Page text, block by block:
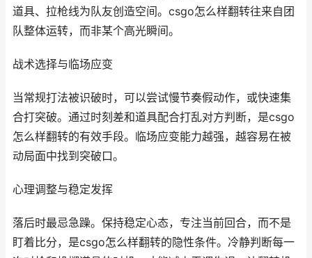
道具、拉枪线为队友创造空间。csgo怎么样翻转往来自团
队整体运转，而非某个高光瞬间。
战术选择与临场应变
当常规打法被识破时，可以尝试慢节奏假动作，或快速集
合打突破。通过时刻差和道具配合打乱对方判断，是csgo
怎么样翻转的有效手段。临场应变能力越强，越容易在被
动局面中找到突破口。
心理调整与稳定发挥
落后时最忌急躁。保持稳定心态，专注当前回合，而不是
盯着比分，是csgo怎么样翻转的隐性条件。冷静判断每一